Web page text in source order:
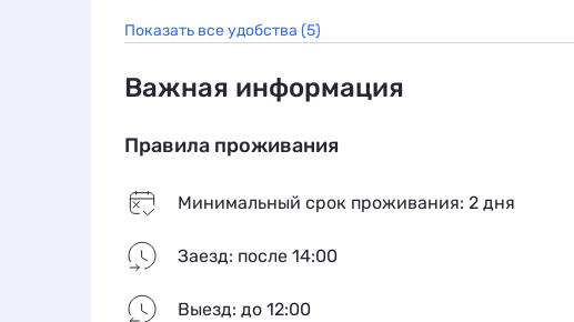
Показать все удобства (5)
Важная информация
Правила проживания
Минимальный срок проживания: 2 дня
Заезд: после 14:00
Выезд: до 12:00